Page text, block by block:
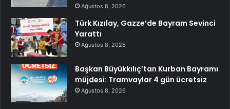
Ağustos 8, 2026
Türk Kızılay, Gazze’de Bayram Sevinci
Yarattı
Ağustos 8, 2026
Başkan Büyükkılıç’tan Kurban Bayramı
müjdesi: Tramvaylar 4 gün ücretsiz
Ağustos 8, 2026